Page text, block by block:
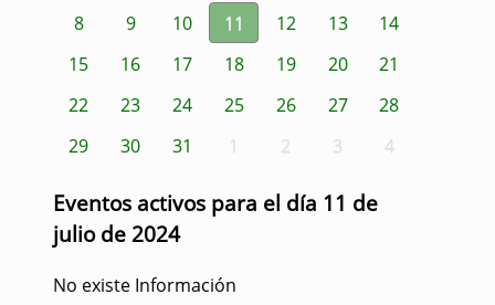
8
9 10 11 12 13
14
15
16 17 18 19 20
21
22
23 24 25 26 27
28
29
30 31 1 2 3 4
Eventos activos para el día 11 de
julio de 2024
No existe Información